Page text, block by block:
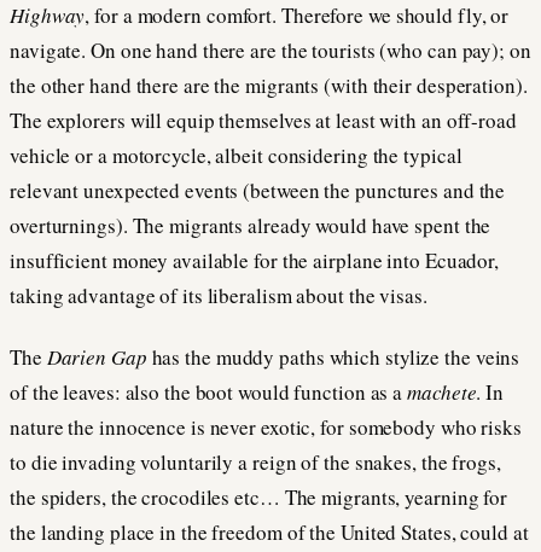
Highway, for a modern comfort. Therefore we should fly, or
navigate. On one hand there are the tourists (who can pay); on
the other hand there are the migrants (with their desperation).
The explorers will equip themselves at least with an off-road
vehicle or a motorcycle, albeit considering the typical
relevant unexpected events (between the punctures and the
overturnings). The migrants already would have spent the
insufficient money available for the airplane into Ecuador,
taking advantage of its liberalism about the visas.
The Darien Gap has the muddy paths which stylize the veins
of the leaves: also the boot would function as amachete. In
nature the innocence is never exotic, for somebody who risks
to die invading voluntarily a reign of the snakes, the frogs,
the spiders, the crocodiles etc… The migrants, yearning for
the landing place in the freedom of the United States, could at